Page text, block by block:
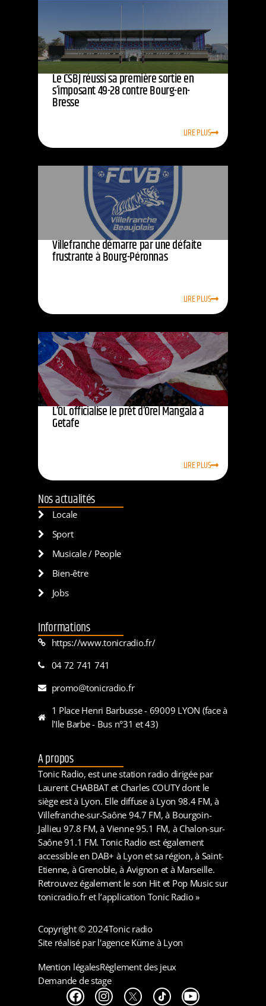
Le CSBJ réussi sa première sortie en
s’imposant 49-28 contre Bourg-en-
Bresse
LIRE PLUS
Villefranche démarre par une défaite
frustrante à Bourg-Péronnas
LIRE PLUS
L’OL officialise le prêt d’Orel Mangala à
Getafe
LIRE PLUS
Nos actualités
Locale
Sport
Musicale / People
Bien-être
Jobs
Informations
https://www.tonicradio.fr/
04 72 741 741
promo@tonicradio.fr
1 Place Henri Barbusse - 69009 LYON (face à
l'Ile Barbe - Bus n°31 et 43)
A propos
Tonic Radio, est une station radio dirigée par
Laurent CHABBAT et Charles COUTY dont le
siège est à Lyon. Elle diffuse à Lyon 98.4 FM, à
Villefranche-sur-Saône 94.7 FM, à Bourgoin-
Jallieu 97.8 FM, à Vienne 95.1 FM, à Chalon-sur-
Saône 91.1 FM. Tonic Radio est également
accessible en DAB+ à Lyon et sa région, à Saint-
Etienne, à Grenoble, à Avignon et à Marseille.
Retrouvez également le son Hit et Pop Music sur
tonicradio.fr et l’application Tonic Radio »
Copyright © 2024Tonic radio
Site réalisé par l'agence Küme à Lyon
Mention légalesRèglement des jeux
Demande de stage